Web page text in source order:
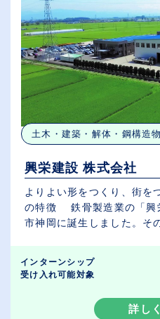
土木・建築・解体・鋼構造
興栄建設 株式会社
よりよい形をつくり、街を
の特徴 鉄骨製造業の「興
市神岡に誕生しました。そ
インターンシップ
受け入れ可能対象
詳し